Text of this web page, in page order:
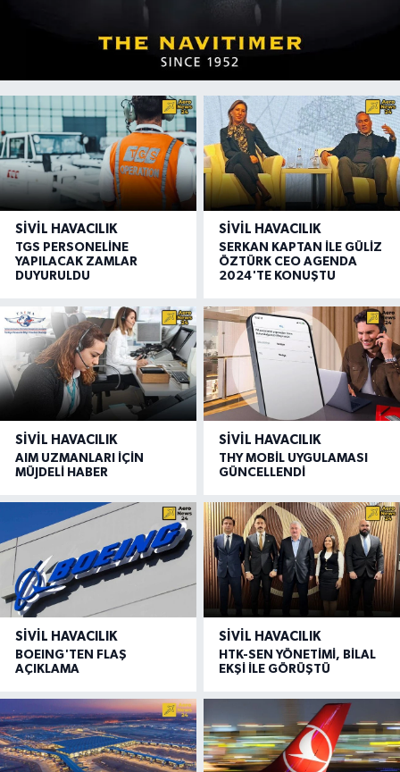
SIVIL HAVACILIK
TGS PERSONELİNE
YAPILACAK ZAMLAR
DUYURULDU
SIVIL HAVACILIK
SERKAN KAPTAN İLE GÜLİZ
ÖZTÜRK CEO AGENDA
2024'TE KONUŞTU
SIVIL HAVACILIK
AIM UZMANLARI İÇİN
MÜJDELİ HABER
SIVIL HAVACILIK
THY MOBİL UYGULAMASI
GÜNCELLENDİ
SIVIL HAVACILIK
BOEING'TEN FLAŞ
AÇIKLAMA
SIVIL HAVACILIK
HTK-SEN YÖNETİMİ, BİLAL
EKŞİ İLE GÖRÜŞTÜ